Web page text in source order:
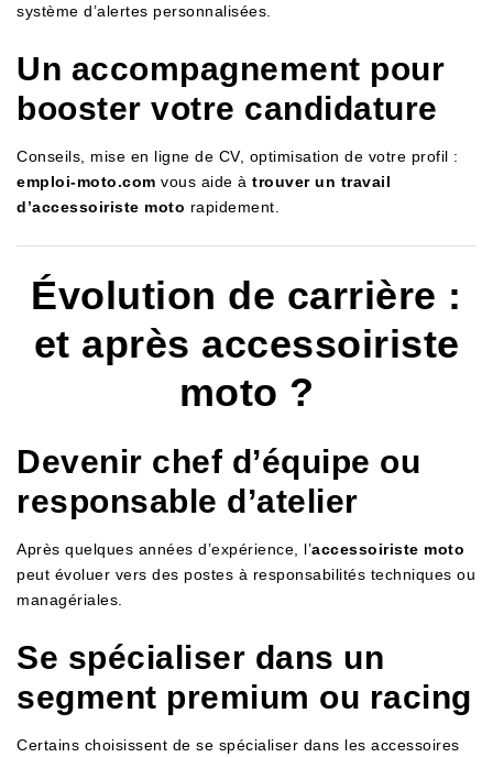
système d’alertes personnalisées.
Un accompagnement pour
booster votre candidature
Conseils, mise en ligne de CV, optimisation de votre profil :
emploi-moto.com vous aide à trouver un travail
d’accessoiriste moto rapidement.
Évolution de carrière :
et après accessoiriste
moto ?
Devenir chef d’équipe ou
responsable d’atelier
Après quelques années d’expérience, l’accessoiriste moto
peut évoluer vers des postes à responsabilités techniques ou
managériales.
Se spécialiser dans un
segment premium ou racing
Certains choisissent de se spécialiser dans les accessoires